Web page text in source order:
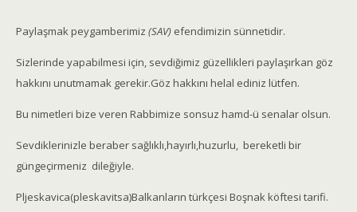
Paylaşmak peygamberimiz (SAV) efendimizin sünnetidir.
Sizlerinde yapabilmesi için, sevdiğimiz güzellikleri paylaşırkan göz
hakkını unutmamak gerekir.Göz hakkını helal ediniz lütfen.
Bu nimetleri bize veren Rabbimize sonsuz hamd-ü senalar olsun.
Sevdiklerinizle beraber sağlıklı,hayırlı,huzurlu, bereketli bir
güngeçirmeniz dileğiyle.
Pljeskavica(pleskavitsa)Balkanların türkçesi Boşnak köftesi tarifi.